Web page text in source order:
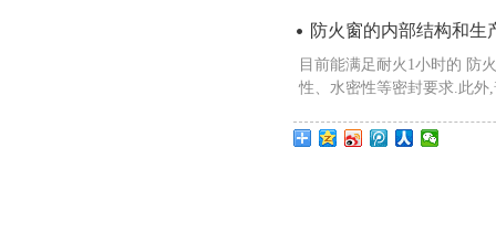
防火窗的内部结构和生
目前能满足耐火1小时的 防
性、水密性等密封要求.此